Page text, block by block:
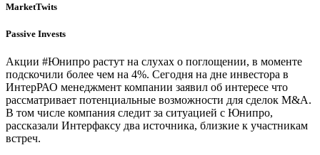
MarketTwits
Passive Invests
​​​​Акции #Юнипро растут на слухах о поглощении, в моменте
подскочили более чем на 4%. Сегодня на дне инвестора в
ИнтерРАО менеджмент компании заявил об интересе что
рассматривает потенциальные возможности для сделок M&A.
В том числе компания следит за ситуацией с Юнипро,
рассказали Интерфаксу два источника, близкие к участникам
встреч.